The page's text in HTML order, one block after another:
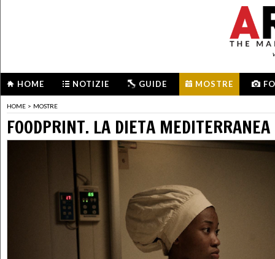
HOME NOTIZIE GUIDE MOSTRE
HOME > MOSTRE
FOODPRINT. LA DIETA MEDITERRANEA